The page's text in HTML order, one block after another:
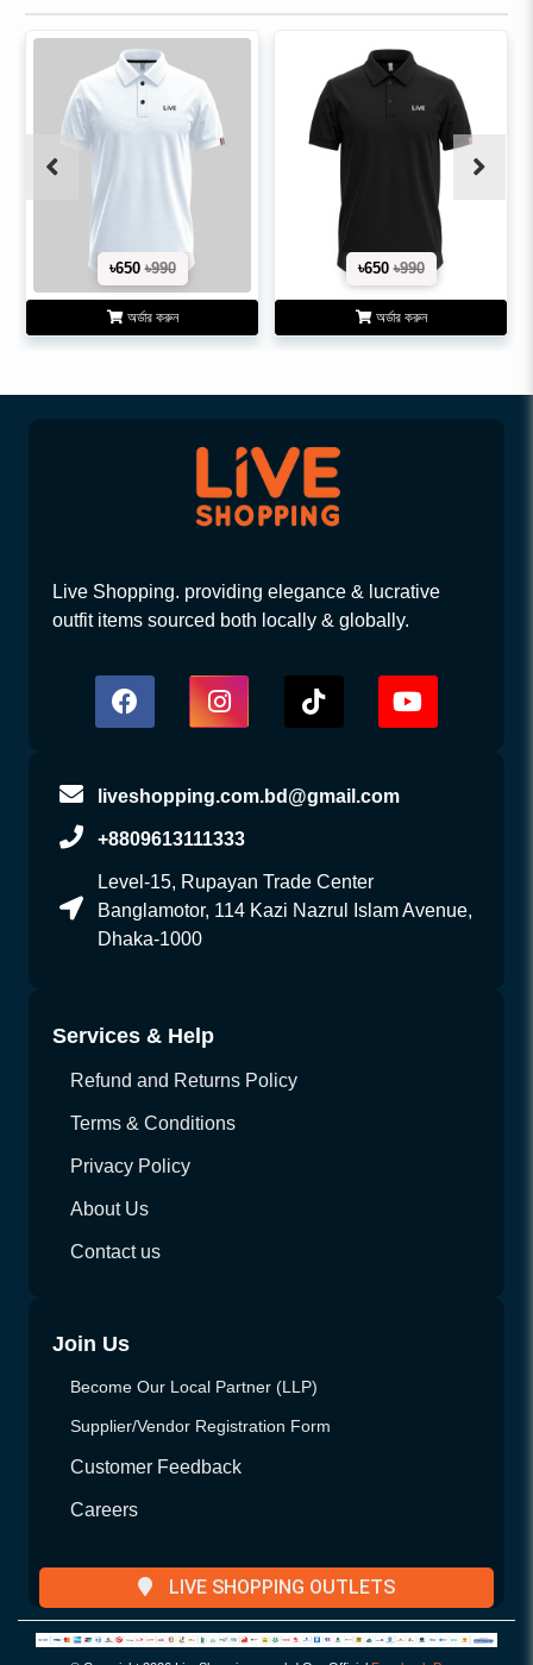
৳650৳990
অর্ডার করুন
৳650৳990
অর্ডার করুন
Live Shopping. providing elegance & lucrative
outfit items sourced both locally & globally.
liveshopping.com.bd@gmail.com
+8809613111333
Level-15, Rupayan Trade Center
Banglamotor, 114 Kazi Nazrul Islam Avenue,
Dhaka-1000
Services & Help
Refund and Returns Policy
Terms & Conditions
Privacy Policy
About Us
Contact us
Join Us
Become Our Local Partner (LLP)
Supplier/Vendor Registration Form
Customer Feedback
Careers
LIVE SHOPPING OUTLETS